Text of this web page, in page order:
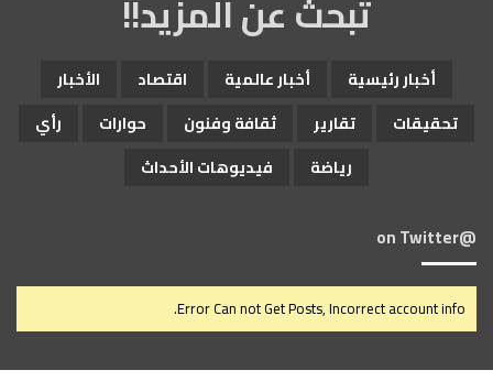
تبحث عن المزيد!!
أخبار رئيسية أخبار عالمية اقتصاد
الأخبار
تحقيقات
تقارير ثقافة وفنون حوارات
رأي
رياضة
فيديوهات الأحداث
@on Twitter
Error Can not Get Posts, Incorrect account info.